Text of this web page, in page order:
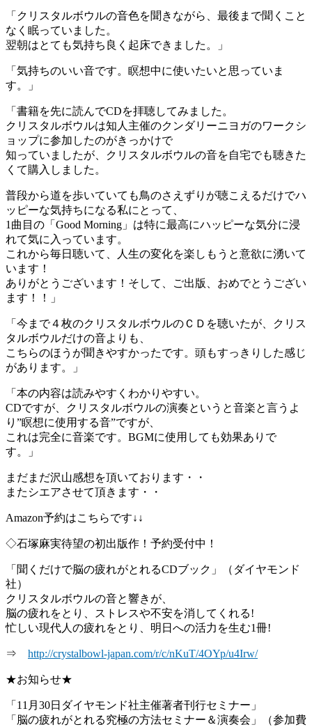
「クリスタルボウルの音色を聞きながら、最後まで聞くこと
なく眠っていました。
翌朝はとても気持ち良く起床できました。」
「気持ちのいい音です。瞑想中に使いたいと思っていま
す。」
「書籍を先に読んでCDを拝聴してみました。
クリスタルボウルは知人主催のクンダリーニヨガのワークシ
ョップに参加したのがきっかけで
知っていましたが、クリスタルボウルの音を自宅でも聴きた
くて購入しました。
普段から道を歩いていても鳥のさえずりが聴こえるだけでハ
ッピーな気持ちになる私にとって、
1曲目の「Good Morning」は特に最高にハッピーな気分に浸
れて気に入っています。
これから毎日聴いて、人生の変化を楽しもうと意欲に湧いて
います！
ありがとうございます！そして、ご出版、おめでとうござい
ます！！」
「今まで４枚のクリスタルボウルのＣＤを聴いたが、クリス
タルボウルだけの音よりも、
こちらのほうが聞きやすかったです。頭もすっきりした感じ
があります。」
「本の内容は読みやすくわかりやすい。
CDですが、クリスタルボウルの演奏というと音楽と言うよ
り”瞑想に使用する音”ですが、
これは完全に音楽です。BGMに使用しても効果ありで
す。」
まだまだ沢山感想を頂いております・・
またシエアさせて頂きます・・
Amazon予約はこちらです↓↓
◇石塚麻実待望の初出版作！予約受付中！
「聞くだけで脳の疲れがとれるCDブック」（ダイヤモンド
社）
クリスタルボウルの音と響きが、
脳の疲れをとり、ストレスや不安を消してくれる!
忙しい現代人の疲れをとり、明日への活力を生む1冊!
⇒ http://crystalbowl-japan.com/r/c/nKuT/4OYp/u4Irw/
★お知らせ★
「11月30日ダイヤモンド社主催著者刊行セミナー」
「脳の疲れがとれる究極の方法セミナー＆演奏会」（参加費